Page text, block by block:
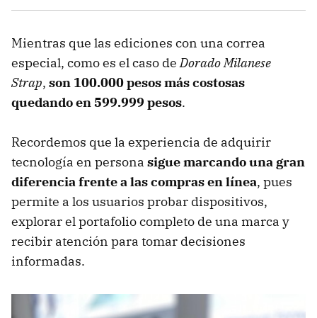
Mientras que las ediciones con una correa
especial, como es el caso deDorado Milanese
Strap, son 100.000 pesos más costosas
quedando en 599.999 pesos.
Recordemos que la experiencia de adquirir
tecnología en persona sigue marcando una gran
diferencia frente a las compras en línea, pues
permite a los usuarios probar dispositivos,
explorar el portafolio completo de una marca y
recibir atención para tomar decisiones
informadas.